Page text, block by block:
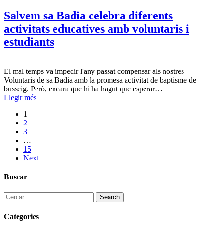
Salvem sa Badia celebra diferents
activitats educatives amb voluntaris i
estudiants
El mal temps va impedir l'any passat compensar als nostres
Voluntaris de sa Badia amb la promesa activitat de baptisme de
busseig. Però, encara que hi ha hagut que esperar…
Llegir més
1
2
3
…
15
Next
Buscar
Search
Categories